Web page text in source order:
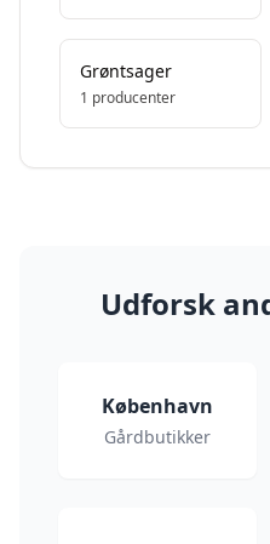
Grøntsager
1 producenter
Udforsk
København
Gårdbutikker